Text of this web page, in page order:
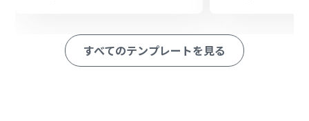
■このワークフローのカスタムポイント
LINE公式アカウントでプロフィール情報を取得する際
に、対象となるユーザーIDを設定します。通常はトリガー
すべてのテンプレートを見る